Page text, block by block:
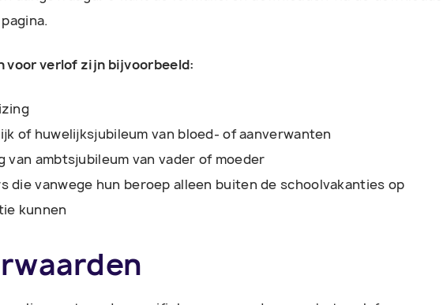
voor verlof zijn bijvoorbeeld:
of huwelijksjubileum van bloed- of aanverwanten
van ambtsjubileum van vader of moeder
die vanwege hun beroep alleen buiten de schoolvakanties op
kunnen